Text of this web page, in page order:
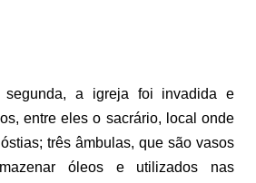
segunda, a igreja foi invadida e
entre eles o sacrário, local onde
três âmbulas, que são vasos
óleos e utilizados nas